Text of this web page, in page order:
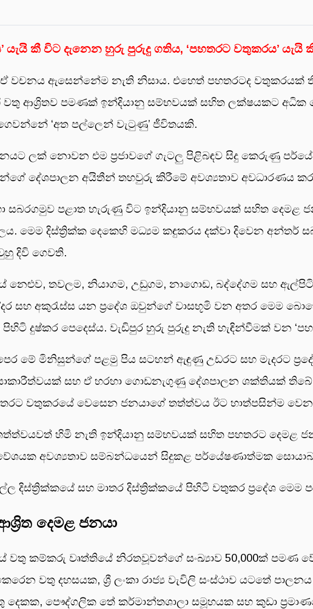
යැයි කී විට දැනෙන හුරු පුරුදු ගතිය, ‘පහතරට වතුකරය’ යැයි
වචනය ඇසෙන්නේම නැති නිසාය. එහෙත් පහතරටද වතුකරයක්
වතු ආශ්‍රිතව පමණක් ඉන්දියානු සම්භවයක් සහිත ලක්ෂයකට
‘අත පල්ලෙන් වැටුණු’ ජීවිතයකි.
ලක් නොවන එම ප්‍රජාවගේ ගැටලු පිළිබඳව සිදු කෙරුණු
දේශපාලන අයිතීන් තහවුරු කිරීමේ අවශ්‍යතාව අවධාරණය
සබරගමුව පළාත හැරුණු විට ඉන්දියානු සම්භවයක් සහිත දෙමළ
මෙම දිස්ත්‍රික්ක දෙකෙහි මධ්‍යම කඳුකරය දක්වා දිවෙන
දිවි ගෙවති.
නෙළුව, තවලම, නියාගම, උඩුගම, නාගොඩ, බද්දේගම සහ
සහ අකුරැස්ස යන ප්‍රදේශ ඔවුන්ගේ වාසභූමි වන අතර මෙම
දුෂ්කර පෙදෙස්ය. වැඩිපුර හුරු පුරුදු නැති හැඳින්වීමක් වන
මේ මිනිසුන්ගේ පළමු පිය සටහන් ඇඳුණු උඩරට සහ මැදරට
සහ ඒ හරහා ගොඩනැගුණු දේශපාලන ශක්තියක්
වතුකරයේ වෙසෙන ජනයාගේ තත්ත්වය ඊට හාත්පසින්ම
හිමි නැති ඉන්දියානු සම්භවයක් සහිත පහතරට දෙමළ
අවශ්‍යතාව සම්බන්ධයෙන් සිදුකළ පර්යේෂණාත්මක
දිස්ත්‍රික්කයේ සහ මාතර දිස්ත්‍රික්කයේ පිහිටි වතුකර ප්‍රදේශ මෙම
දෙමළ ජනයා
වතු කම්කරු වෘත්තියේ නිරතවූවන්ගේ සංඛ්‍යාව 50,000ක් පමණ
වතු දහසයක, ශ්‍රී ලංකා රාජ්‍ය වැවිලි සංස්ථාව යටතේ
දෙකක, පෞද්ගලික තේ කර්මාන්තශාලා සමූහයක සහ කුඩා